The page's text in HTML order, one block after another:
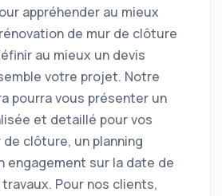
appréhender au mieux
de mur de clôture
au mieux un devis
votre projet. Notre
pourra vous présenter un
et detaillé pour vos
clôture, un planning
engagement sur la date de
Pour nos clients,